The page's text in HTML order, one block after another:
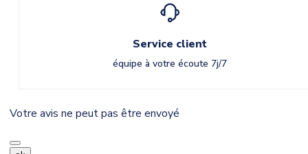
Service client
équipe à votre écoute 7j/7
Votre avis ne peut pas être envoyé